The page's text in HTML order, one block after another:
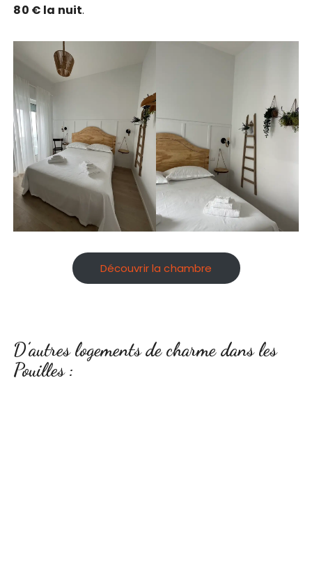
80 € la nuit.
Découvrir la chambre
D’autres logements de charme dans les
Pouilles :